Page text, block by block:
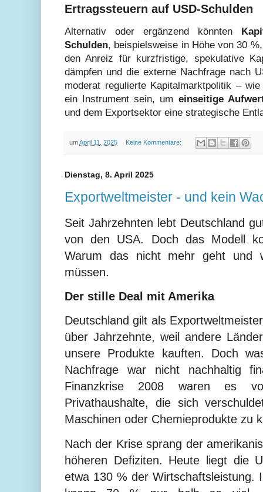
Ertragssteuern auf USD-Schulden
Alternativ oder ergänzend könnten
Schulden, beispielsweise in Höhe von 30
den Anreiz für kurzfristige, spekulative
dämpfen und die externe Nachfrage nach
moderat regulierte Kapitalmarktpolitik –
ein Instrument sein, um einseitige
und dem Exportsektor eine strategische
umApril 11, 2025 Keine Kommentare:
Dienstag, 8. April 2025
Exportweltmeister - und kein
Seit Jahrzehnten lebt Deutschland
von den USA. Doch das Modell
Warum das nicht mehr geht und
müssen.
Der stille Deal mit Amerika
Deutschland gilt als
über Jahrzehnte, weil andere
unsere Produkte kauften. Doch
Nachfrage war nicht nachhaltig
Finanzkrise 2008 waren es
Privathaushalte, die sich
Maschinen oder Chemieprodukte zu
Nach der Krise sprang der
höheren Defiziten. Heute liegt die
etwa 130 % der Wirtschaftsleistung.